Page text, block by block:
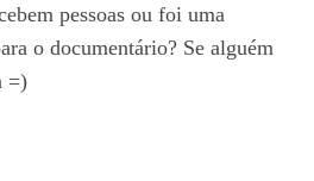
pessoas ou foi uma
o documentário? Se alguém
=)